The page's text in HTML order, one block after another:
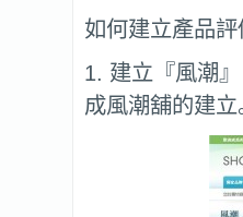
如何建立產品
1. 建立『風潮
成風潮舖的建立